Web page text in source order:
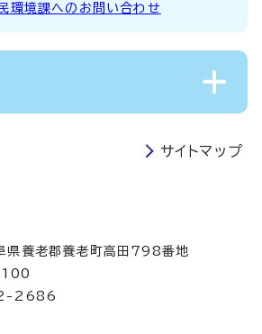
環境課へのお問い合わせ
サイトマップ
養老郡養老町高田798番地
2686